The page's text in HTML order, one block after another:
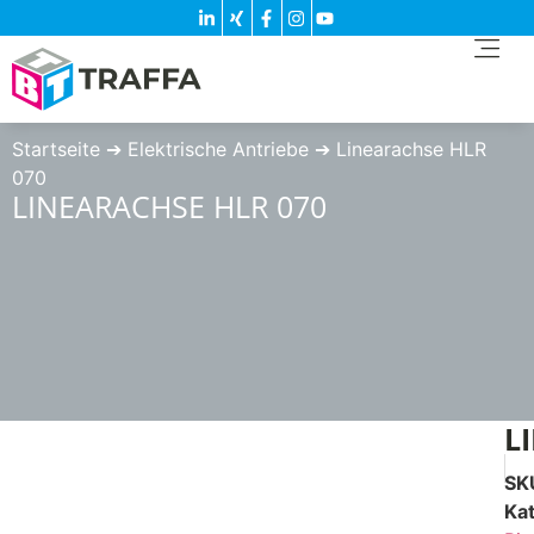
Startseite ➔ Elektrische Antriebe ➔ Linearachse HLR
070
LINEARACHSE HLR 070